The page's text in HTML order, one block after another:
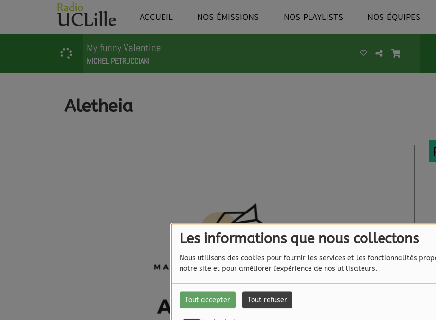
Les informations que nous collectons
Nous utilisons des cookies pour fournir les services et les fonctionnalités
notre site et pour améliorer l'expérience de nos utilisateurs.
Tout accepter Tout refuser
ACCUEIL NOS ÉMISSIONS NOS PLAYLISTS NOS ÉQUIPES
My funny Valentine
MICHEL PETRUCCIANI
Aletheia